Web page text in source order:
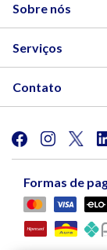
Sobre nós
Serviços
Contato
Formas de